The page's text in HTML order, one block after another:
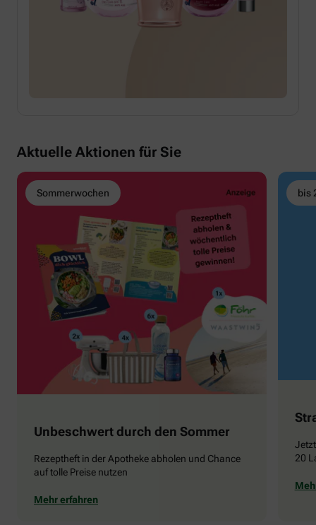
Aktuelle Aktionen für Sie
Sommerwochen
Unbeschwert durch den Sommer
Rezeptheft in der Apotheke abholen und Chance
auf tolle Preise nutzen
Mehr erfahren
bis
20